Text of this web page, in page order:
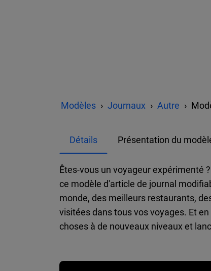
Modèles Journaux Autre
Détails Présentation du
Êtes-vous un voyageur expérimenté
ce modèle d'article de journal
monde, des meilleurs restaurants,
visitées dans tous vos voyages. Et
choses à de nouveaux niveaux et